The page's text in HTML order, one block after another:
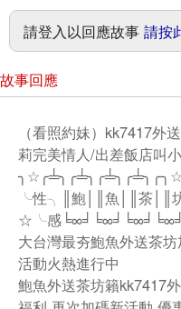
請登入以回應故事 請按
故事回應
（看照約妹）kk7417外
莉完美情人/出差飯店叫
╮☆╭╧╮╭╧╮╭╧╮╭╧╮╭╮☆
╰性╮║鮑│║魚│║茶│║
☆╰感
大台灣最夯鮑魚外送茶
活動火熱進行中
鮑魚外送茶坊籟kk7417